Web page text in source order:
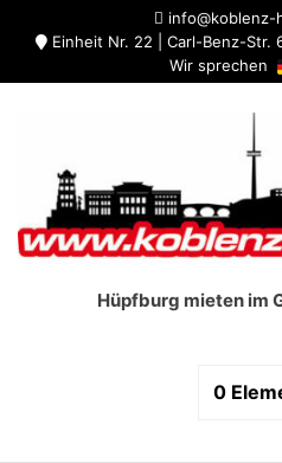
Einheit Nr. 22 | Carl-Benz-Str.
Wir sprechen
Hüpfburg mieten im
0